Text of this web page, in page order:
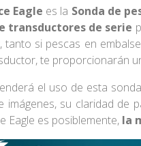
Eagle es la Sonda de
transductores de serie
tanto si pescas en
te proporcionarán
el uso de esta
imágenes, su claridad de
Eagle es posiblemente, la